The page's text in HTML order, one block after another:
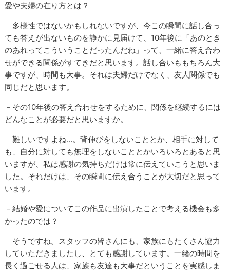
愛や夫婦の在り方とは？
多様性ではないかもしれないですが、今この瞬間に話し合っ
ても答えが出ないものを静かに見届けて、10年後に「あのとき
のあれってこういうことだったんだね」って、一緒に答え合わ
せができる関係がすてきだと思います。話し合いももちろん大
事ですが、時間も大事。それは夫婦だけでなく、友人関係でも
同じだと思います。
－その10年後の答え合わせをするために、関係を継続するには
どんなことが必要だと思いますか。
難しいですよね…。背伸びをしないこととか、相手に対して
も、自分に対しても無理をしないこととかいろいろとあると思
いますが、私は感謝の気持ちだけは常に伝えていこうと思いま
した。それだけは、その瞬間に伝え合うことが大切だと思って
います。
－結婚や愛についてこの作品に出演したことで考える機会も多
かったのでは？
そうですね。スタッフの皆さんにも、家族にもたくさん協力
していただきましたし、とても感謝しています。一緒の時間を
長く過ごせる人は、家族も友達も大事だということを実感しま